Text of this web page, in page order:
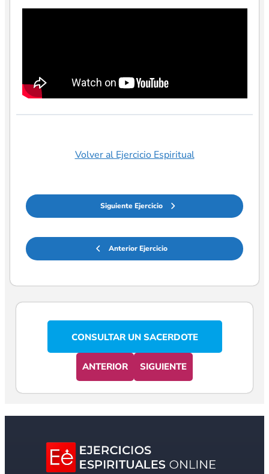
Anterior Ejercicio
Volver al Ejercicio Espiritual
Siguiente Ejercicio
CONSULTAR UN SACERDOTE
ANTERIOR SIGUIENTE